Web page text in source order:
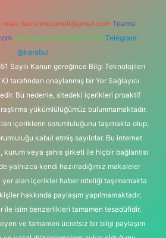
mail: backlinkpaneli@gmail.com Teams:
Whatsapp: 0262 606 0 726 Telegram:
@karabul
Sayılı Kanun gereğince Bilgi Teknolojileri
tarafından onaylanmış bir Yer Sağlayıcı
Bu nedenle, sitedeki içerikleri proaktif
yükümlülüğümüz bulunmamaktadır.
içeriklerin sorumluluğunu taşımakta olup,
kabul etmiş sayılırlar. Bu internet
veya şahıs şirketi ile hiçbir bağlantısı
yalnızca kendi hazırladığımız makaleler
yer alan içerikler haber niteliği taşımamakta
hakkında paylaşım yapılmamaktadır.
ile isim benzerlikleri tamamen tesadüfidir.
ve tamamen ücretsiz bir bilgi paylaşım